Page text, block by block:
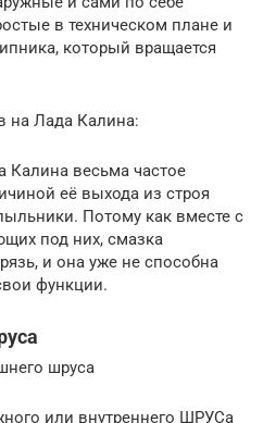
в техническом плане и
который вращается
на Лада Калина:
весьма частое
её выхода из строя
Потому как вместе с
под них, смазка
и она уже не способна
функции.
шруса
или внутреннего ШРУСа